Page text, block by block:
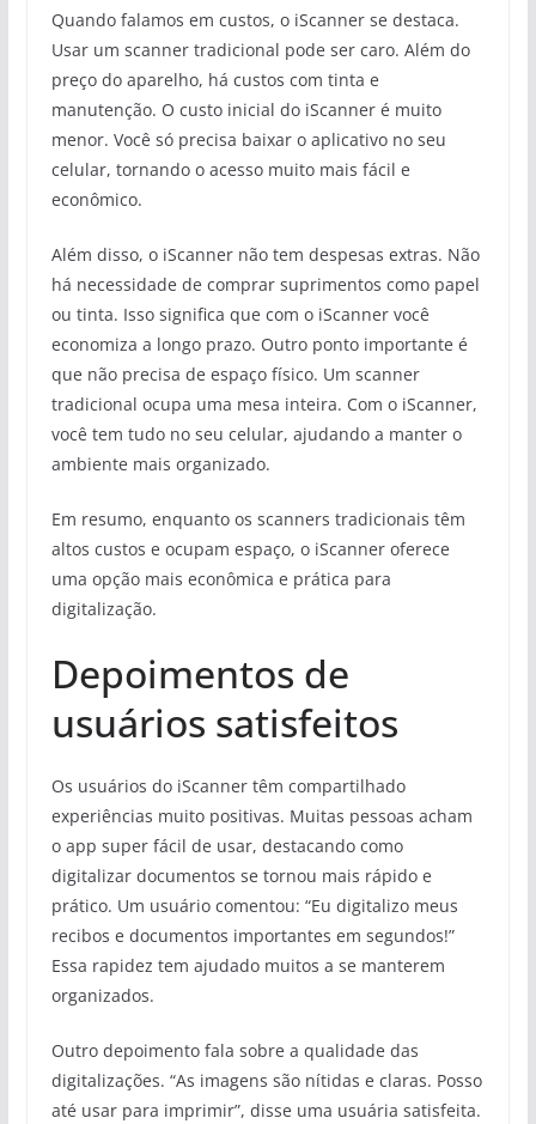
Quando falamos em custos, o iScanner se destaca.
Usar um scanner tradicional pode ser caro. Além do
preço do aparelho, há custos com tinta e
manutenção. O custo inicial do iScanner é muito
menor. Você só precisa baixar o aplicativo no seu
celular, tornando o acesso muito mais fácil e
econômico.
Além disso, o iScanner não tem despesas extras. Não
há necessidade de comprar suprimentos como papel
ou tinta. Isso significa que com o iScanner você
economiza a longo prazo. Outro ponto importante é
que não precisa de espaço físico. Um scanner
tradicional ocupa uma mesa inteira. Com o iScanner,
você tem tudo no seu celular, ajudando a manter o
ambiente mais organizado.
Em resumo, enquanto os scanners tradicionais têm
altos custos e ocupam espaço, o iScanner oferece
uma opção mais econômica e prática para
digitalização.
Depoimentos de
usuários satisfeitos
Os usuários do iScanner têm compartilhado
experiências muito positivas. Muitas pessoas acham
o app super fácil de usar, destacando como
digitalizar documentos se tornou mais rápido e
prático. Um usuário comentou: “Eu digitalizo meus
recibos e documentos importantes em segundos!”
Essa rapidez tem ajudado muitos a se manterem
organizados.
Outro depoimento fala sobre a qualidade das
digitalizações. “As imagens são nítidas e claras. Posso
até usar para imprimir”, disse uma usuária satisfeita.